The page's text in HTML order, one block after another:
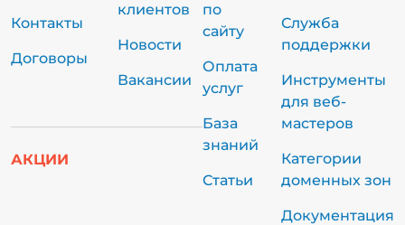
Контакты
Договоры
клиентов
Новости
Вакансии
АКЦИИ
по
сайту
Оплата
услуг
База
знаний
Статьи
Служба
поддержки
Инструменты
для веб-
мастеров
Категории
доменных зон
Документация